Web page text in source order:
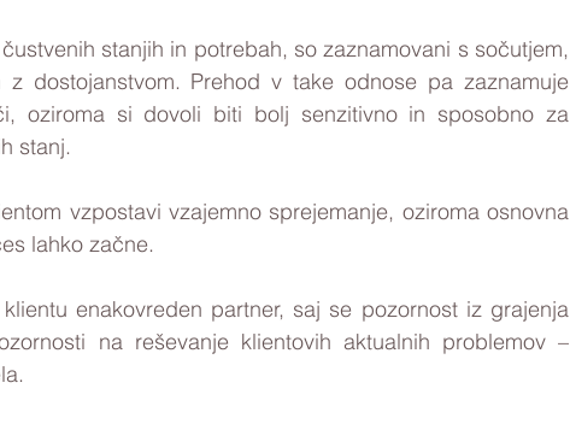
stanjih in potrebah, so zaznamovani s sočutjem,
dostojanstvom. Prehod v take odnose pa zaznamuje
oziroma si dovoli biti bolj senzitivno in sposobno za
stanj.
vzpostavi vzajemno sprejemanje, oziroma osnovna
lahko začne.
enakovreden partner, saj se pozornost iz grajenja
na reševanje klientovih aktualnih problemov –